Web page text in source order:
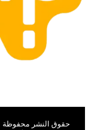
حقوق النشر محفوظة